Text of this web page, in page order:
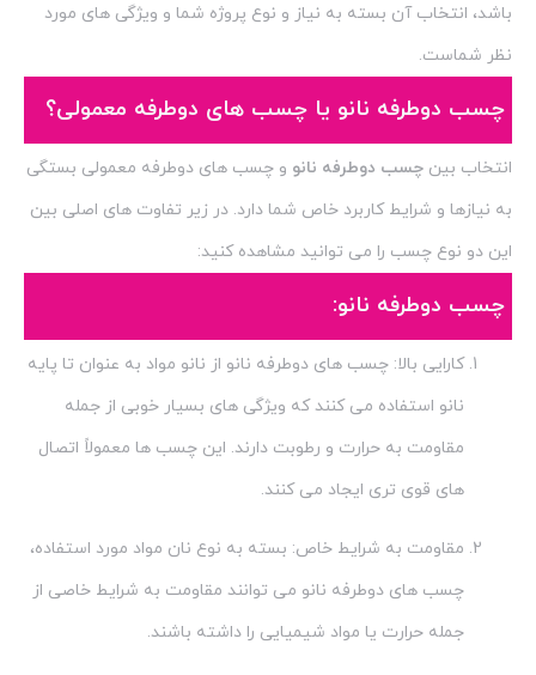
باشد، انتخاب آن بسته به نیاز و نوع پروژه شما و ویژگی های مورد
نظر شماست.
چسب دوطرفه نانو یا چسب های دوطرفه معمولی؟
انتخاب بین چسب دوطرفه نانو و چسب های دوطرفه معمولی بستگی
به نیازها و شرایط کاربرد خاص شما دارد. در زیر تفاوت های اصلی بین
این دو نوع چسب را می توانید مشاهده کنید:
چسب دوطرفه نانو:
کارایی بالا: چسب های دوطرفه نانو از نانو مواد به عنوان تا پایه
نانو استفاده می کنند که ویژگی های بسیار خوبی از جمله
مقاومت به حرارت و رطوبت دارند. این چسب ها معمولاً اتصال
های قوی تری ایجاد می کنند.
مقاومت به شرایط خاص: بسته به نوع نان مواد مورد استفاده،
چسب های دوطرفه نانو می توانند مقاومت به شرایط خاصی از
جمله حرارت یا مواد شیمیایی را داشته باشند.